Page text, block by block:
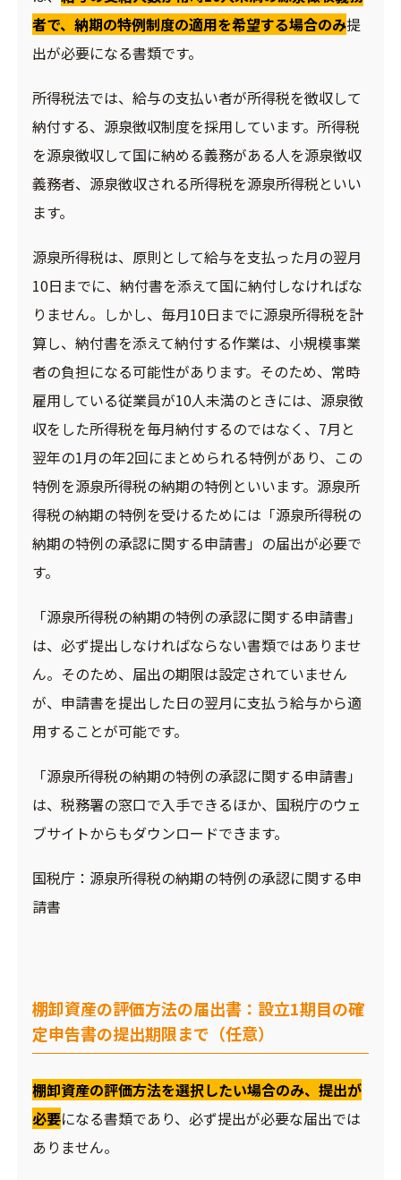
者で、納期の特例制度の適用を希望する場合のみ提
出が必要になる書類です。
所得税法では、給与の支払い者が所得税を徴収して
納付する、源泉徴収制度を採用しています。所得税
を源泉徴収して国に納める義務がある人を源泉徴収
義務者、源泉徴収される所得税を源泉所得税といい
ます。
源泉所得税は、原則として給与を支払った月の翌月
10日までに、納付書を添えて国に納付しなければな
りません。しかし、毎月10日までに源泉所得税を計
算し、納付書を添えて納付する作業は、小規模事業
者の負担になる可能性があります。そのため、常時
雇用している従業員が10人未満のときには、源泉徴
収をした所得税を毎月納付するのではなく、7月と
翌年の1月の年2回にまとめられる特例があり、この
特例を源泉所得税の納期の特例といいます。源泉所
得税の納期の特例を受けるためには「源泉所得税の
納期の特例の承認に関する申請書」の届出が必要で
す。
「源泉所得税の納期の特例の承認に関する申請書」
は、必ず提出しなければならない書類ではありませ
ん。そのため、届出の期限は設定されていません
が、申請書を提出した日の翌月に支払う給与から適
用することが可能です。
「源泉所得税の納期の特例の承認に関する申請書」
は、税務署の窓口で入手できるほか、国税庁のウェ
ブサイトからもダウンロードできます。
国税庁： 源泉所得税の納期の特例の承認に関する申
請書
棚卸資産の評価方法の届出書：設立1期目の確
定申告書の提出期限まで（任意）
棚卸資産の評価方法を選択したい場合のみ、提出が
必要になる書類であり、必ず提出が必要な届出では
ありません。